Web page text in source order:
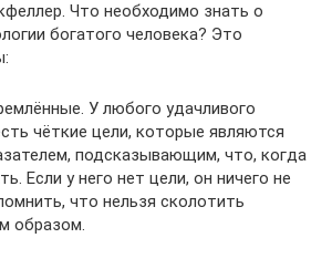
Что необходимо знать о
богатого человека? Это
У любого удачливого
чёткие цели, которые являются
подсказывающим, что, когда
Если у него нет цели, он ничего не
что нельзя сколотить
образом.